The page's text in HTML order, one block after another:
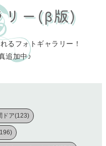
リー(β版)
るフォトギャラリー！
追加中♪
ドア(123)